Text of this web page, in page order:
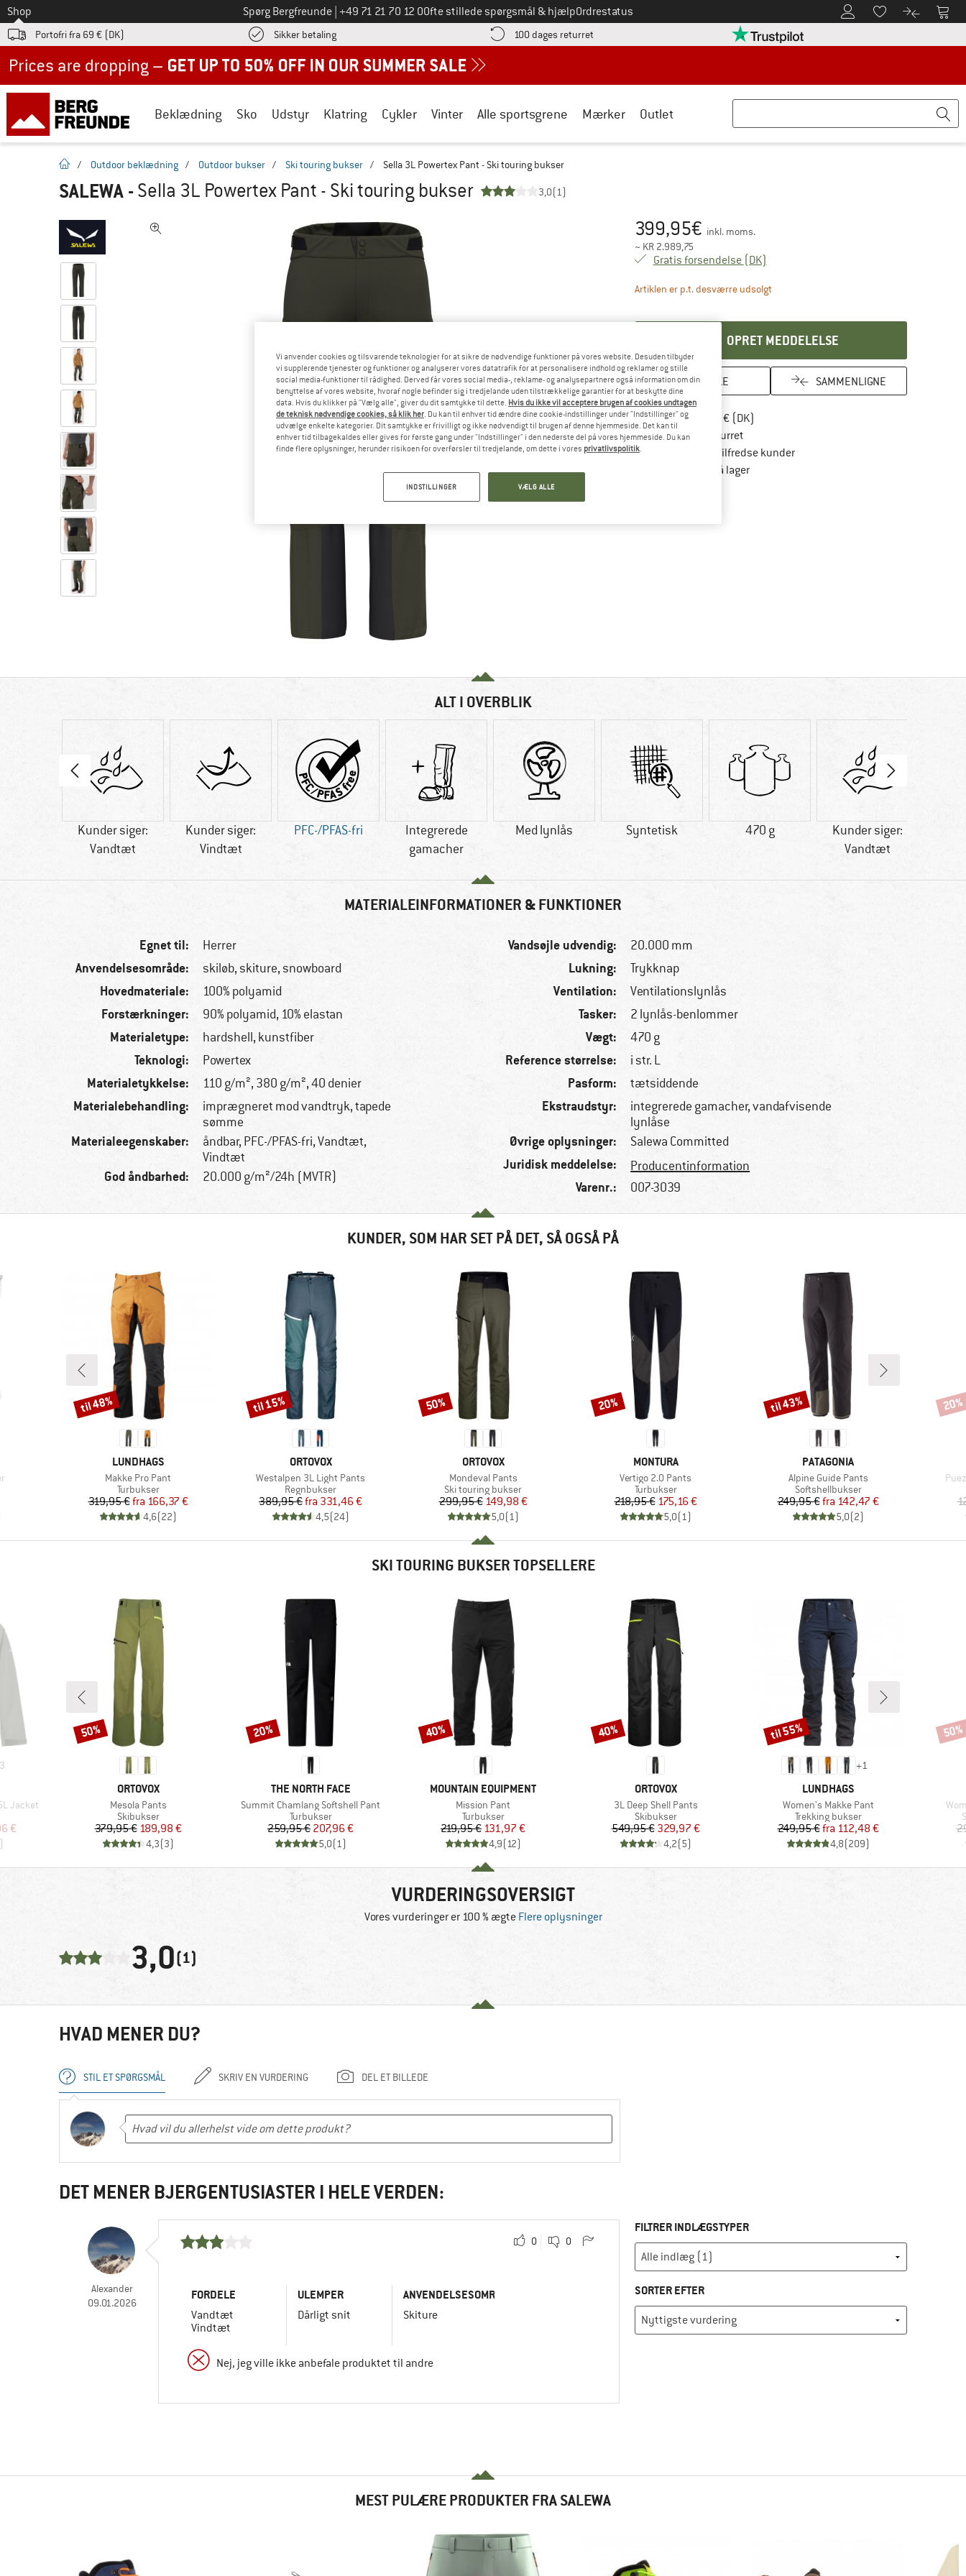
Til
Shop Spørg Bergfreunde Ring til os på
+49 71 21 70 12 0Ofte stillede spørgsmål & hjælpOrdrestatus Til kundekontoenTil huskesedlen.
Til Til
Portofri fra 69 € (DK) Sikker betalingFind betalingsoplysningerne her! Åbnes i en infoboks
100 dages returret Gå til returretten her Åbnes i en infoboks Vi er Trustpilot-certificeret -
Beklædning Sko Udstyr Klatring Cykler Vinter Alle sportsgrene Mærker Outlet
Hjemmeside
/ Outdoor beklædning / Outdoor bukser / Ski touring bukser / Sella 3L Powertex Pant - Ski touring bukser
SALEWA -Sella 3L Powertex Pant - Ski touring bukser 3,0(1)
Pris:
399,95€ inkl. moms.
~ KR 2.989,75
Gratis forsendelse (DK)
Artiklen er p.t. desværre udsolgtLinket åbnes i en infoboks og indeholder
OPRET MEDDELELSE
HUSKE SAMMENLIGNE
Portofri fra 69 € (DK)
100 dages returretGå til returretten her Åbnes i en infoboks
> 4.000.000 tilfredse kunder
Alle artikler på lager
ALT I OVERBLIK
Kunder siger:
Vandtæt
Kunder siger:
Vindtæt
PFC-/PFAS-fri
Integrerede
gamacher
Med lynlås Syntetisk 470 g
Kunder siger:
Vandtæt
MATERIALEINFORMATIONER & FUNKTIONER
Egnet til: Herrer
Anvendelsesområde: skiløb, skiture, snowboard
Hovedmateriale: 100% polyamid
Forstærkninger: 90% polyamid, 10% elastan
Materialetype: hardshell, kunstfiber
Teknologi: Powertex
Materialetykkelse: 110 g/m², 380 g/m², 40 denier
Materialebehandling:
imprægneret mod vandtryk, tapede
sømme
Materialeegenskaber:
åndbar, PFC-/PFAS-fri, Vandtæt,
Vindtæt
God åndbarhed: 20.000 g/m²/24h (MVTR)
Vandsøjle udvendig: 20.000 mm
Lukning: Trykknap
Ventilation: Ventilationslynlås
Tasker: 2 lynlås-benlommer
Vægt: 470 g
Reference størrelse: i str. L
Pasform: tætsiddende
Ekstraudstyr:
integrerede gamacher, vandafvisende
lynlåse
Øvrige oplysninger: Salewa Committed
Juridisk meddelelse: Producentinformation
Varenr.: 007-3039
KUNDER, SOM HAR SET PÅ DET, SÅ OGSÅ PÅ
MÆRKE
LUNDHAGS
Artikel
Makke Pro Pant
Produktgruppe
Turbukser
Pris
319,95 € Nedsat pris
fra 166,37 €
4,6(22)
Rabat
til 48%
MÆRKE
ORTOVOX
Artikel
Westalpen 3L Light Pants
Produktgruppe
Regnbukser
Pris
389,95 € Nedsat pris
fra 331,46 €
4,5(24)
Rabat
til 15%
MÆRKE
ORTOVOX
Artikel
Mondeval Pants
Produktgruppe
Ski touring bukser
Pris
299,95 €Nedsat pris
149,98 €
5,0(1)
Rabat
50%
MÆRKE
MONTURA
Artikel
Vertigo 2.0 Pants
Produktgruppe
Turbukser
Pris
218,95 €Nedsat pris
175,16 €
5,0(1)
Rabat
20%
MÆRKE
PATAGONIA
Artikel
Alpine Guide Pants
Produktgruppe
Softshellbukser
Pris
249,95 € Nedsat pris
fra 142,47 €
5,0(2)
Rabat
til 43% Rabat
20%
SKI TOURING BUKSER TOPSELLERE
3
Jacket
€
)
MÆRKE
ORTOVOX
Artikel
Mesola Pants
Produktgruppe
Skibukser
Pris
379,95 €Nedsat pris
189,98 €
4,3(3)
Rabat
50%
MÆRKE
THE NORTH FACE
Artikel
Summit Chamlang Softshell Pant
Produktgruppe
Turbukser
Pris
259,95 €Nedsat pris
207,96 €
5,0(1)
Rabat
20%
MÆRKE
MOUNTAIN EQUIPMENT
Artikel
Mission Pant
Produktgruppe
Turbukser
Pris
219,95 € Nedsat pris
131,97 €
4,9(12)
Rabat
40%
MÆRKE
ORTOVOX
Artikel
3L Deep Shell Pants
Produktgruppe
Skibukser
Pris
549,95 €Nedsat pris
329,97 €
4,2(5)
Rabat
40%
+1
MÆRKE
LUNDHAGS
Artikel
Women's Makke Pant
Produktgruppe
Trekking bukser
Pris
249,95 € Nedsat pris
fra 112,48 €
4,8(209)
Rabat
til 55% Rabat
50%
VURDERINGSOVERSIGT
Vores vurderinger er 100 % ægte Flere oplysninger
3,0(1)
HVAD MENER DU?
STIL ET SPØRGSMÅL SKRIV EN VURDERING DEL ET BILLEDE
DET MENER BJERGENTUSIASTER I HELE VERDEN:
Alexander
09.01.2026
0 0
FORDELE
Vandtæt
Vindtæt
ULEMPER
Dårligt snit
ANVENDELSESOMRÅDE
Skiture
Nej, jeg ville ikke anbefale produktet til andre
FILTRER INDLÆGSTYPER
SORTER EFTER
MEST PULÆRE PRODUKTER FRA SALEWA
Vi anvender cookies og tilsvarende teknologier for at sikre de nødvendige funktioner på vores website. Desuden tilbyder
vi supplerende tjenester og funktioner og analyserer vores datatrafik for at personalisere indhold og reklamer og stille
social media-funktioner til rådighed. Derved får vores social media-, reklame- og analysepartnere også information om din
benyttelse af vores website, hvoraf nogle befinder sig i tredjelande uden tilstrækkelige garantier for at beskytte dine
data. Hvis du klikker på "Vælg alle", giver du dit samtykke til dette. Hvis du ikke vil acceptere brugen af cookies undtagen
de teknisk nødvendige cookies, så klik her. Du kan til enhver tid ændre dine cookie-indstillinger under "Indstillinger" og
udvælge enkelte kategorier. Dit samtykke er frivilligt og ikke nødvendigt til brugen af denne hjemmeside. Det kan til
enhver tid tilbagekaldes eller gives for første gang under "Indstillinger" i den nederste del på vores hjemmeside. Du kan
finde flere oplysninger, herunder risikoen for overførsler til tredjelande, om dette i vores privatlivspolitik.
INDSTILLINGER VÆLG ALLE